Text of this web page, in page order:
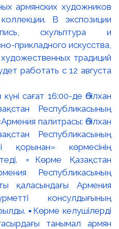
сағат 16:00-де Әбілхан
Республикасының
палитрасы: Әбілхан
Республикасының
көрмесінің
▫️Көрме Қазақстан
Республикасының
қаласындағы Армения
консулдығының
▪️Көрме келушілерді
танымал армян